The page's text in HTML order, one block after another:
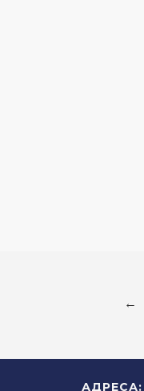
←
АДРЕСА: